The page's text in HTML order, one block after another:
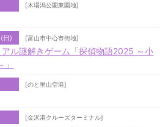
[木場潟公園東園地]
日) [富山市中心市街地]
ル謎解きゲーム「探偵物語2025 ～小
[のと里山空港]
[金沢港クルーズターミナル]